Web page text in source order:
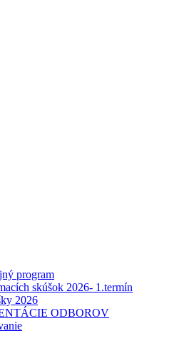
program
skúšok 2026- 1.termín
2026
ODBOROV